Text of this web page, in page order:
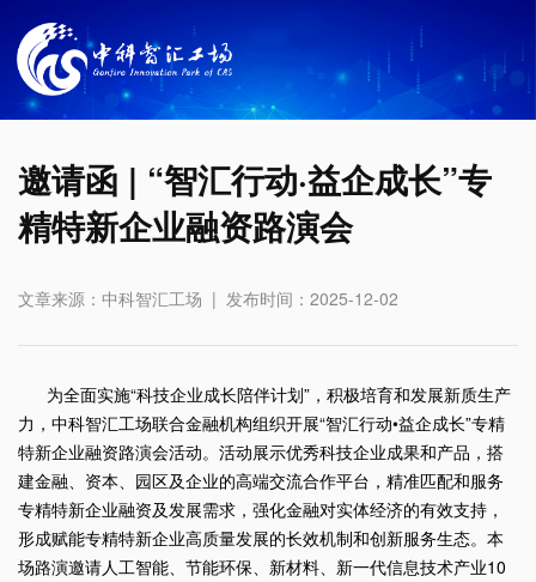
邀请函 | “智汇行动·益企成长”专
精特新企业融资路演会
文章来源：中科智汇工场 | 发布时间：2025-12-02
为全面实施“科技企业成长陪伴计划”，积极培育和发展新质生产
力，中科智汇工场联合金融机构组织开展“智汇行动•益企成长”专精
特新企业融资路演会活动。活动展示优秀科技企业成果和产品，搭
建金融、资本、园区及企业的高端交流合作平台，精准匹配和服务
专精特新企业融资及发展需求，强化金融对实体经济的有效支持，
形成赋能专精特新企业高质量发展的长效机制和创新服务生态。本
场路演邀请人工智能、节能环保、新材料、新一代信息技术产业10